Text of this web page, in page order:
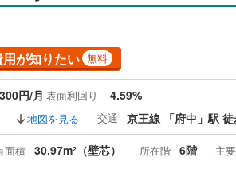
が知りたい 無料
円/月 表面利回り 4.59%
地図を見る 交通 京王線 「府中」駅
面積 30.97m2 （壁芯） 所在階 6階 主